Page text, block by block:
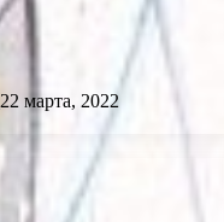
22 марта, 2022